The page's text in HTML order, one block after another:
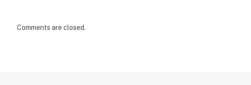
Comments are closed.